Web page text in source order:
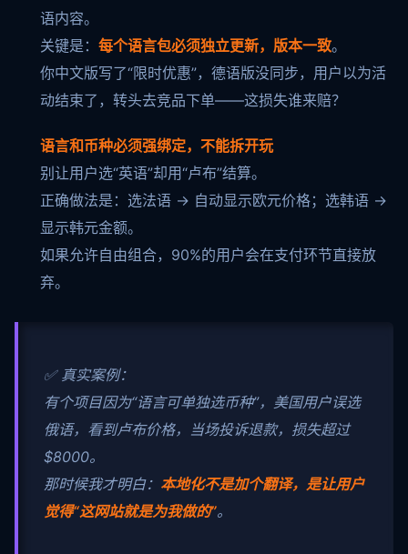
语内容。
关键是： 每个语言包必须独立更新，版本一致。
你中文版写了“限时优惠”，德语版没同步，用户以为活
动结束了，转头去竞品下单——这损失谁来赔？
语言和币种必须强绑定，不能拆开玩
别让用户选“英语”却用“卢布”结算。
正确做法是：选法语 → 自动显示欧元价格；选韩语 →
显示韩元金额。
如果允许自由组合，90%的用户会在支付环节直接放
弃。
✅ 真实案例：
有个项目因为“语言可单独选币种”，美国用户误选
俄语，看到卢布价格，当场投诉退款，损失超过
$8000。
那时候我才明白： 本地化不是加个翻译，是让用户
觉得“这网站就是为我做的”。